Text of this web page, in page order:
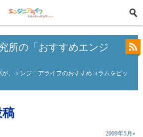
所の「おすすめエンジ
、エンジニアライフのおすすめコラムをピッ
稿
2009年5月»